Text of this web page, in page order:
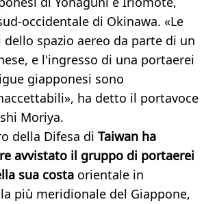
occidentale di Okinawa. «Le
spazio aereo da parte di un
e l'ingresso di una portaerei
giapponesi sono
ha detto il portavoce
Moriya.
della Difesa di Taiwan ha
avvistato il gruppo di portaerei
sua costa orientale in
più meridionale del Giappone,